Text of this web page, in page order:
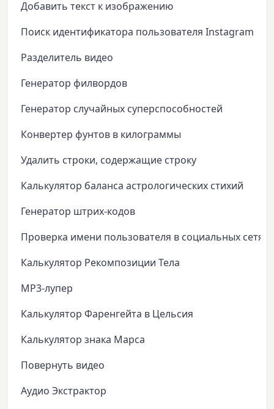
Добавить текст к изображению
Поиск идентификатора пользователя Instagram
Разделитель видео
Генератор филвордов
Генератор случайных суперспособностей
Конвертер фунтов в килограммы
Удалить строки, содержащие строку
Калькулятор баланса астрологических стихий
Генератор штрих-кодов
Проверка имени пользователя в социальных сетях
Калькулятор Рекомпозиции Тела
MP3-лупер
Калькулятор Фаренгейта в Цельсия
Калькулятор знака Марса
Повернуть видео
Аудио Экстрактор